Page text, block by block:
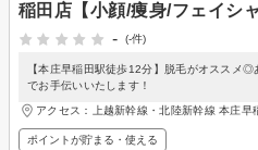
稲田店【小顔/痩身/フェイシャ
-
(-件)
【本庄早稲田駅徒歩12分】脱毛がオススメ
でお手伝いいたします！
アクセス：上越新幹線・北陸新幹線 本庄早
ポイントが貯まる・使える